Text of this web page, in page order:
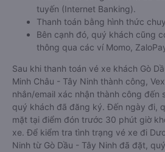
tuyến (Internet Banking).
Thanh toán bằng hình thức
Bên cạnh đó, quý khách cũng
thông qua các ví Momo,
Sau khi thanh toán vé xe khách Gò
Minh Châu - Tây Ninh thành công,
nhắn/email xác nhận thành công đến
quý khách đã đăng ký. Đến ngày đi,
mặt tại điểm đón trước 30 phút giờ
xe. Để kiểm tra tình trạng vé xe đi
Ninh từ Gò Dầu - Tây Ninh đã đặt,